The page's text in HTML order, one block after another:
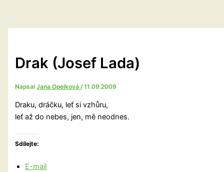
Drak (Josef Lada)
NapsalJana Opelková/11.09.2009
Draku, dráčku, leť si vzhůru,
leť až do nebes, jen, mě neodnes.
Sdílejte:
E-mail